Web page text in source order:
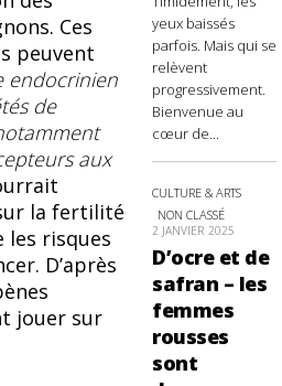
Ces
peuvent
endocrinien
de
aux
la fertilité
les risques
D’après
jouer sur
yeux baissés
parfois. Mais qui se
relèvent
progressivement.
Bienvenue au
cœur de...
CULTURE & ARTS
NON CLASSÉ
2 JANVIER 2025
D’ocre et de
safran – les
femmes
rousses
sont